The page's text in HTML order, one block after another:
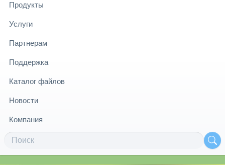
Продукты
Услуги
Партнерам
Поддержка
Каталог файлов
Новости
Компания